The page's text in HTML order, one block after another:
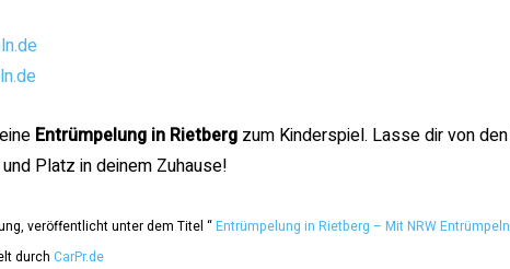
Entrümpelung in Rietberg zum Kinderspiel. Lasse dir von
Platz in deinem Zuhause!
veröffentlicht unter dem Titel “Entrümpelung in Rietberg – Mit NRW
durch CarPr.de